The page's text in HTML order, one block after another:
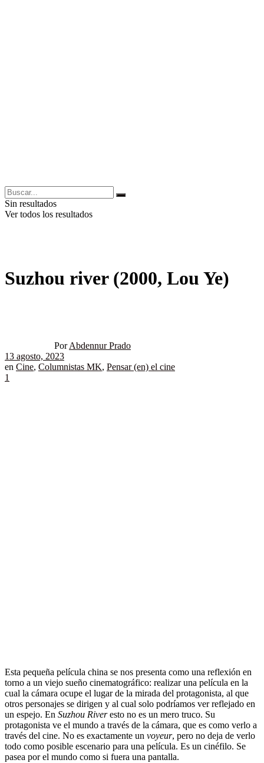
Sin resultados
Ver todos los resultados
Suzhou river (2000, Lou Ye)
PorAbdennur Prado
13 agosto, 2023
en Cine, Columnistas MK, Pensar (en) el cine
1
Esta pequeña película china se nos presenta como una reflexión en
torno a un viejo sueño cinematográfico: realizar una película en la
cual la cámara ocupe el lugar de la mirada del protagonista, al que
otros personajes se dirigen y al cual solo podríamos ver reflejado en
un espejo. En Suzhou Riveresto no es un mero truco. Su
protagonista ve el mundo a través de la cámara, que es como verlo a
través del cine. No es exactamente un voyeur, pero no deja de verlo
todo como posible escenario para una película. Es un cinéfilo. Se
pasea por el mundo como si fuera una pantalla.